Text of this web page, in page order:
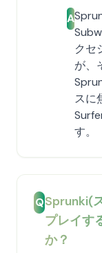
A
クセ
が、
スに
す。
QSprunki(
プレイす
か？